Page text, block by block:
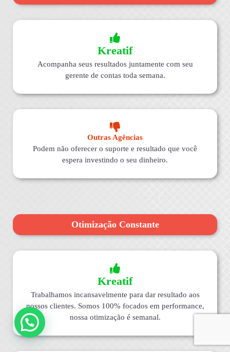
Kreatif
Acompanha seus resultados juntamente com seu
gerente de contas toda semana.
Outras Agências
Podem não oferecer o suporte e resultado que você
espera investindo o seu dinheiro.
Otimização Constante
Kreatif
Trabalhamos incansavelmente para dar resultado aos
nossos clientes. Somos 100% focados em performance,
nossa otimização é semanal.